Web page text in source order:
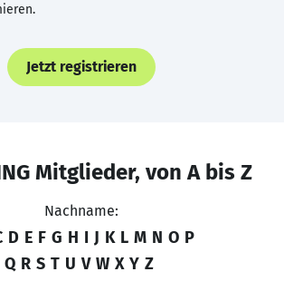
Jetzt registrieren
Mitglieder, von A bis Z
Nachname:
D E F G H I J K L M N O P
Q R S T U V W X Y Z